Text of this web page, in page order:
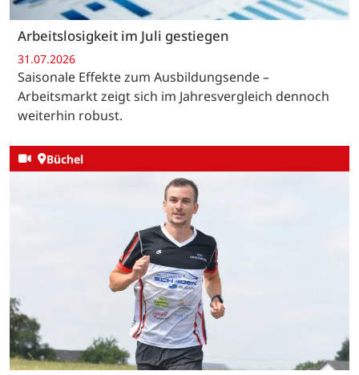
Arbeitslosigkeit im Juli gestiegen
31.07.2026
Saisonale Effekte zum Ausbildungsende –
Arbeitsmarkt zeigt sich im Jahresvergleich dennoch
weiterhin robust.
Büchel